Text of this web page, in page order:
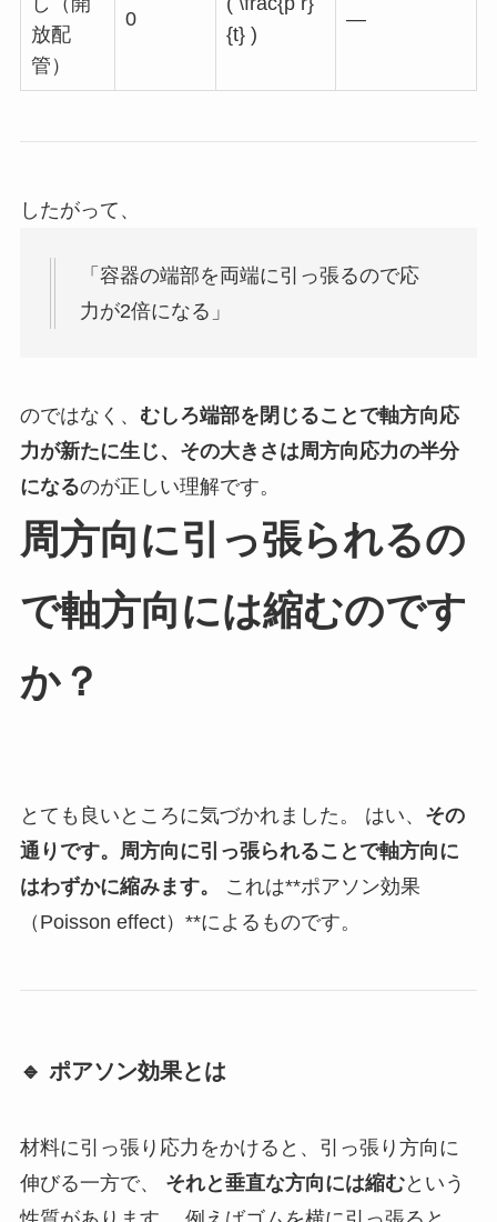
放配
管）
0
{t} )
—
したがって、
「容器の端部を両端に引っ張るので応
力が2倍になる」
のではなく、 むしろ端部を閉じることで軸方向応
力が新たに生じ、その大きさは周方向応力の半分
になるのが正しい理解です。
周方向に引っ張られるの
で軸方向には縮むのです
か？
とても良いところに気づかれました。 はい、 その
通りです。周方向に引っ張られることで軸方向に
はわずかに縮みます。
これは**ポアソン効果
（Poisson effect）**によるものです。
🔹 ポアソン効果とは
材料に引っ張り応力をかけると、引っ張り方向に
伸びる一方で、 それと垂直な方向には縮むという